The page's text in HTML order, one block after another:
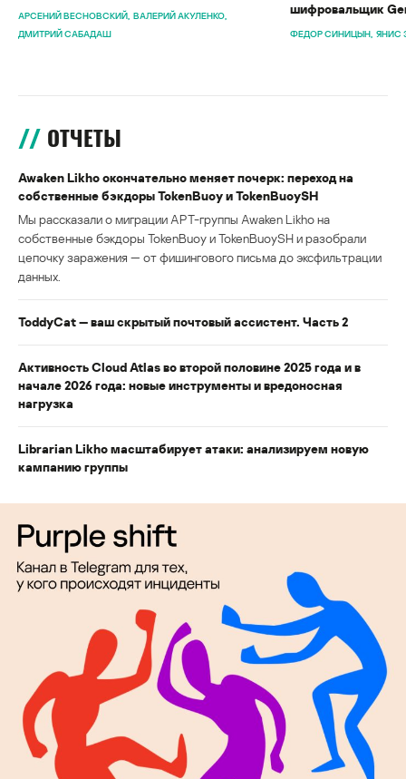
АРСЕНИЙ ВЕСНОВСКИЙ ВАЛЕРИЙ АКУЛЕНКО
ДМИТРИЙ САБАДАШ
шифровальщик
ФЕДОР СИНИЦЫН ЯНИС
ОТЧЕТЫ
Awaken Likho окончательно меняет почерк: переход на
собственные бэкдоры TokenBuoy и TokenBuoySH
Мы рассказали о миграции APT-группы Awaken Likho на
собственные бэкдоры TokenBuoy и TokenBuoySH и разобрали
цепочку заражения — от фишингового письма до эксфильтрации
данных.
ToddyCat — ваш скрытый почтовый ассистент. Часть 2
Активность Cloud Atlas во второй половине 2025 года и в
начале 2026 года: новые инструменты и вредоносная
нагрузка
Librarian Likho масштабирует атаки: анализируем новую
кампанию группы